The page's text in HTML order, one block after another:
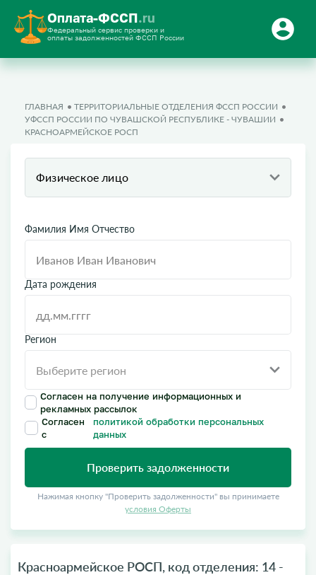
Оплата-ФССП.ru
Федеральный сервис проверки и
оплаты задолженностей ФССП России
ГЛАВНАЯ
ТЕРРИТОРИАЛЬНЫЕ ОТДЕЛЕНИЯ ФССП РОССИИ
УФССП РОССИИ ПО ЧУВАШСКОЙ РЕСПУБЛИКЕ - ЧУВАШИИ
КРАСНОАРМЕЙСКОЕ РОСП
Физическое лицо
Фамилия Имя Отчество
Дата рождения
Регион
Согласен на получение информационных и
рекламных рассылок
Согласен
с
политикой обработки персональных
данных
Проверить задолженности
Нажимая кнопку "Проверить задолженности" вы принимаете
условия Оферты
Красноармейское РОСП, код отделения: 14 -